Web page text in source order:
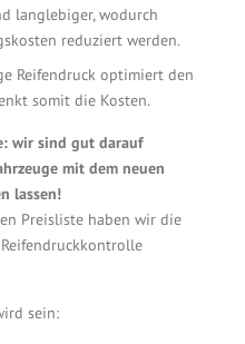
langlebiger, wodurch
reduziert werden.
Reifendruck optimiert den
somit die Kosten.
wir sind gut darauf
mit dem neuen
lassen!
Preisliste haben wir die
sein: